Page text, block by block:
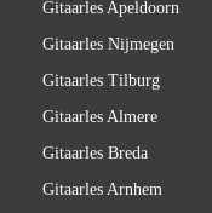
Gitaarles Apeldoorn
Gitaarles Nijmegen
Gitaarles Tilburg
Gitaarles Almere
Gitaarles Breda
Gitaarles Arnhem